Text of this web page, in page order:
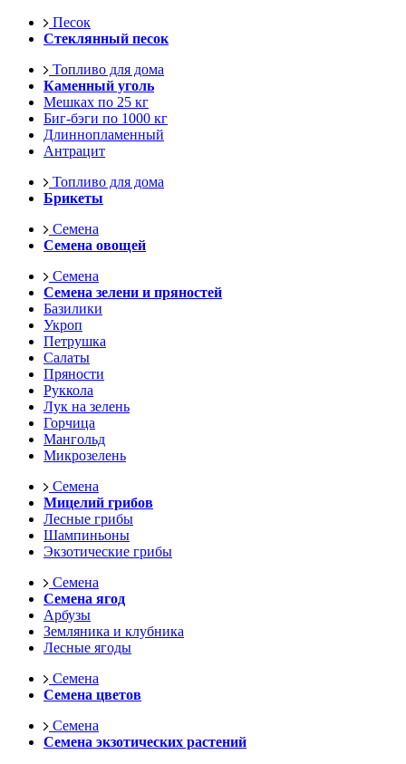
Песок
Стеклянный песок
Топливо для дома
Каменный уголь
Мешках по 25 кг
Биг-бэги по 1000 кг
Длиннопламенный
Антрацит
Топливо для дома
Брикеты
Семена
Семена овощей
Семена
Семена зелени и пряностей
Базилики
Укроп
Петрушка
Салаты
Пряности
Руккола
Лук на зелень
Горчица
Мангольд
Микрозелень
Семена
Мицелий грибов
Лесные грибы
Шампиньоны
Экзотические грибы
Семена
Семена ягод
Арбузы
Земляника и клубника
Лесные ягоды
Семена
Семена цветов
Семена
Семена экзотических растений